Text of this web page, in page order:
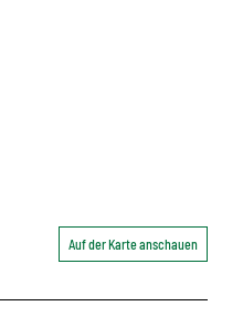
Auf der Karte anschauen